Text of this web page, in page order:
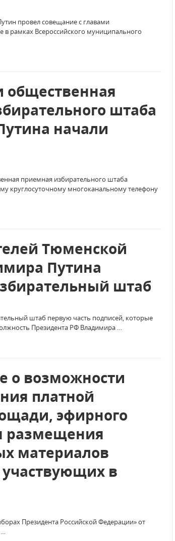
провел совещание с главами
рамках Всероссийского муниципального
общественная
штаба
начали
приемная избирательного штаба
круглосуточному многоканальному телефону
Тюменской
Путина
штаб
штаб первую часть подписей, которые
Президента РФ Владимира …
о возможности
платной
эфирного
размещения
материалов
в
Президента Российской Федерации» от